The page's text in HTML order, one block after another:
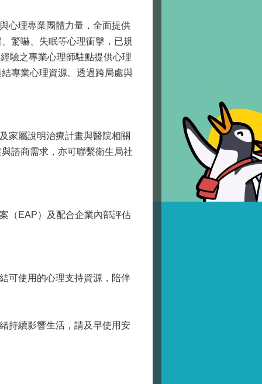
心理專業團體力量，全面提供
驚嚇、失眠等心理衝擊，已規
驗之專業心理師駐點提供心理
專業心理資源。透過跨局處與
家屬說明治療計畫與醫院相關
諮商需求，亦可聯繫衛生局社
（EAP）及配合企業內部評估
可使用的心理支持資源，陪伴
持續影響生活，請及早使用安